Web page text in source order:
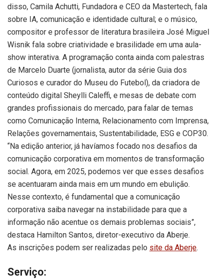
disso, Camila Achutti, Fundadora e CEO da Mastertech, fala
sobre IA, comunicação e identidade cultural; e o músico,
compositor e professor de literatura brasileira José Miguel
Wisnik fala sobre criatividade e brasilidade em uma aula-
show interativa. A programação conta ainda com palestras
de Marcelo Duarte (jornalista, autor da série Guia dos
Curiosos e curador do Museu do Futebol), da criadora de
conteúdo digital Sheylli Caleffi, e mesas de debate com
grandes profissionais do mercado, para falar de temas
como Comunicação Interna, Relacionamento com Imprensa,
Relações governamentais, Sustentabilidade, ESG e COP30.
“Na edição anterior, já havíamos focado nos desafios da
comunicação corporativa em momentos de transformação
social. Agora, em 2025, podemos ver que esses desafios
se acentuaram ainda mais em um mundo em ebulição.
Nesse contexto, é fundamental que a comunicação
corporativa saiba navegar na instabilidade para que a
informação não acentue os demais problemas sociais”,
destaca Hamilton Santos, diretor-executivo da Aberje.
As inscrições podem ser realizadas pelo site da Aberje.
Serviço: